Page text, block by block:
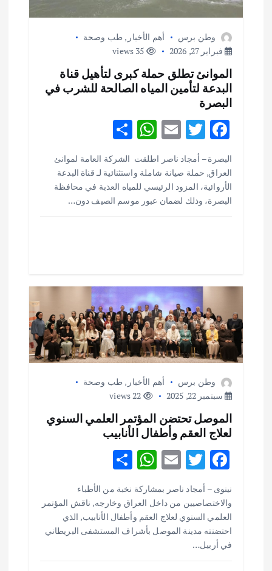
ت
وطن برس أهم الأخبار , طب وصحة
فبراير 27, 2026
الموانئ تطلق حملة كبرى لتأهيل قناة
البدعة لتأمين المياه الصالحة للشرب في
البصرة
F
ac
e
b
o
T
w
it
te
r
E
m
ai
l
W
h
at
s
A
S
h
ar
e
البصرة – أمجاد ناصر اطلقت الشركة العامة لموانئ
العراق, حملة صيانة شاملة واستثنائية لـ قناة البدعة
الأروائية، المزود الرئيسي للمياه العذبة في محافظة
البصرة، وذلك لضمان عبور موسم الصيف دون…
وطن برس أهم الأخبار , طب وصحة
سبتمبر 22, 2025
الموصل تحتضن المؤتمر العلمي السنوي
لعلاج العقم وأطفال الأنابيب
F
ac
e
b
o
o
T
w
it
te
r
E
m
ai
l
W
at
s
A
p
S
ar
e
نينوى – أمجاد ناصر بمشاركة نخبة من الأطباء
والاختصاصيين من داخل العراق وخارجه, ناقش المؤتمر
العلمي السنوي لعلاج العقم وأطفال الأنابيب, الذي
احتضنته مدينة الموصل بأشراف المستشفى البريطاني
في أربيل…
أهم الأخبار ثقافة وفنون
اختتام ورشة السينوغرافيا في مدينة كلباء الاماراتية
أغسطس 3, 2026